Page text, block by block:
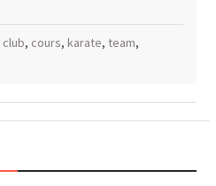
club, cours, karate, team,